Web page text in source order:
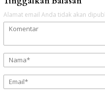
Alamat email Anda tidak akan